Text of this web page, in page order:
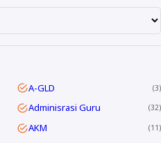
A-GLD 3
Adminisrasi Guru 32
AKM 11